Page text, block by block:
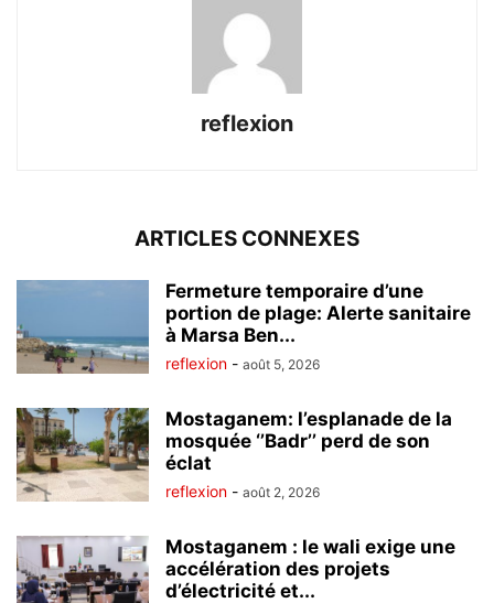
reflexion
ARTICLES CONNEXES
Fermeture temporaire d’une
portion de plage: Alerte sanitaire
à Marsa Ben...
reflexion - août 5, 2026
Mostaganem: l’esplanade de la
mosquée ‘’Badr’’ perd de son
éclat
reflexion - août 2, 2026
Mostaganem : le wali exige une
accélération des projets
d’électricité et...